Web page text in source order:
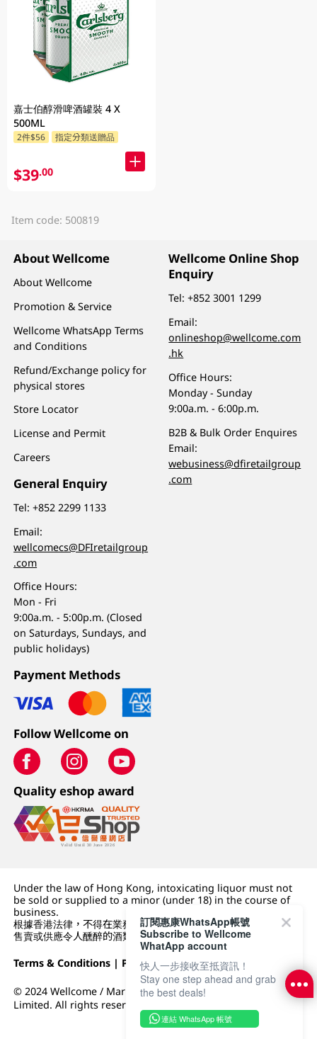
嘉士伯醇滑啤酒罐裝 4 X
500ML
2件$56 指定分類送贈品
$39.00
Item code: 500819
About Wellcome
About Wellcome
Promotion & Service
Wellcome WhatsApp Terms
and Conditions
Refund/Exchange policy for
physical stores
Store Locator
License and Permit
Careers
General Enquiry
Tel:+852 2299 1133
Email:
wellcomecs@DFIretailgroup
.com
Office Hours:
Mon - Fri
9:00a.m. - 5:00p.m. (Closed
on Saturdays, Sundays, and
public holidays)
Wellcome Online Shop
Enquiry
Tel:+852 3001 1299
Email:
onlineshop@wellcome.com
.hk
Office Hours:
Monday - Sunday
9:00a.m. - 6:00p.m.
B2B & Bulk Order Enquires
Email:
webusiness@dfiretailgroup
.com
Payment Methods
Follow Wellcome on
Quality eshop award
Under the law of Hong Kong, intoxicating liquor must not
be sold or supplied to a minor (under 18) in the course of
business.
根據香港法律，不得在業務過程中，向未成年人 (18 歲以下人士)
售賣或供應令人醺醉的酒類。
Terms & Conditions | Privacy Policy|DFI Retail Group
© 2024 Wellcome / Market Place. The Dairy Farm Company
Limited. All rights reserved.
訂閱惠康WhatsApp帳號
Subscribe to Wellcome
WhatApp account
快人一步接收至抵資訊！
Stay one step ahead and grab
the best deals!
連結 WhatsApp 帳號